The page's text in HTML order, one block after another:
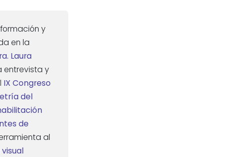
y
en la
Laura
entrevista y
IX Congreso
del
de
al